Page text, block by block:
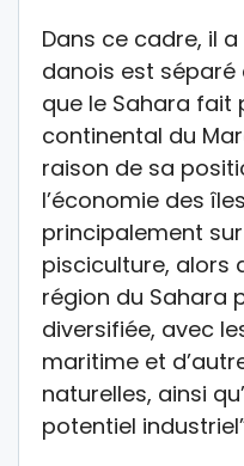
Dans ce cadre, il
danois est
que le Sahara
continental du
raison de sa
l’économie des
principalement
pisciculture, alors
région du Sahara
diversifiée, avec
maritime et
naturelles, ainsi
potentiel